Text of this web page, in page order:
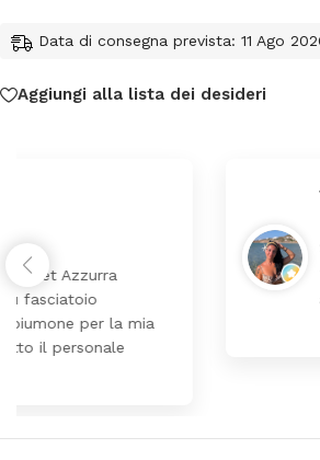
Data di consegna prevista: 11 Ago
Aggiungi alla lista dei desideri
Tutti perfetto! Ho ordinato
arrivato ben imballato
Prezzo ottimi rispetto la